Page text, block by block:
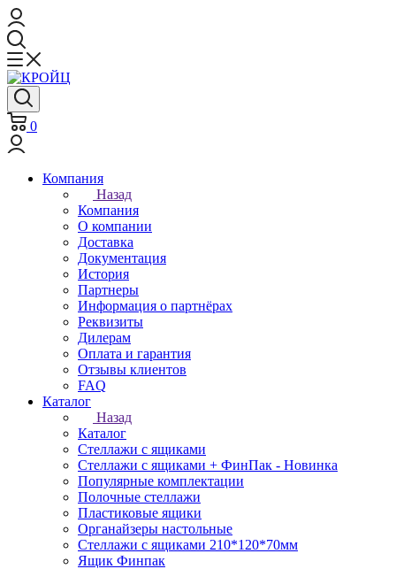
0
Компания
Назад
Компания
О компании
Доставка
Документация
История
Партнеры
Информация о партнёрах
Реквизиты
Дилерам
Оплата и гарантия
Отзывы клиентов
FAQ
Каталог
Назад
Каталог
Стеллажи с ящиками
Стеллажи с ящиками + ФинПак - Новинка
Популярные комплектации
Полочные стеллажи
Пластиковые ящики
Органайзеры настольные
Стеллажи с ящиками 210*120*70мм
Ящик Финпак